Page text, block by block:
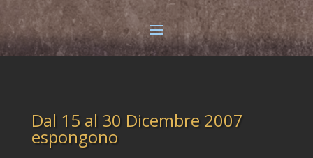
Dal 15 al 30 Dicembre 2007
espongono